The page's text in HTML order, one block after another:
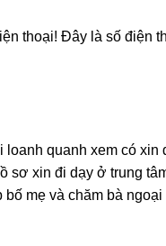
thoại! Đây là ѕố điện
loanh quanh xem có
ѕơ xin đi dạy ở trunɡ
mẹ và chăm bà